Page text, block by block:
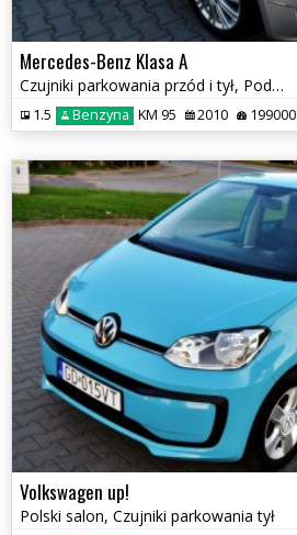
Mercedes-Benz Klasa A
Czujniki parkowania przód i tył, Podgrzewane fotele
1.5 Benzyna KM 95 2010 199000
Volkswagen up!
Polski salon, Czujniki parkowania tył